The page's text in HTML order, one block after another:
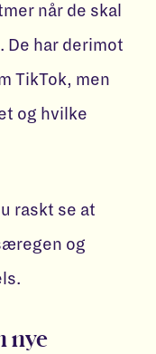
når de skal
De har derimot
TikTok, men
og hvilke
raskt se at
og
nye